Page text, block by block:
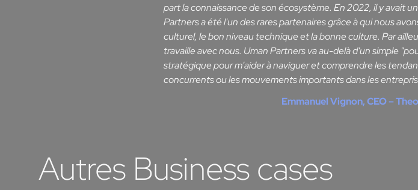
part la connaissance de son écosystème. En 2022, il y avait
Partners a été l'un des rares partenaires grâce à qui nous
culturel, le bon niveau technique et la bonne culture. Par
travaille avec nous. Uman Partners va au-delà d'un simple
stratégique pour m'aider à naviguer et comprendre les
concurrents ou les mouvements importants dans les
Emmanuel Vignon, CEO –
Autres Business cases